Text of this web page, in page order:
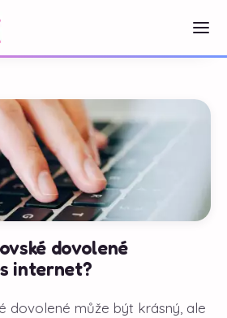
dovolené
internet?
dovolené může být krásný, ale